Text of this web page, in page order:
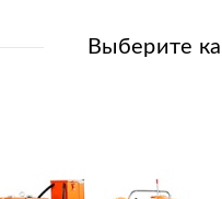
Выберите